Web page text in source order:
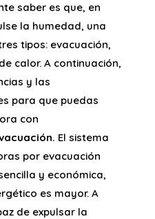
saber es que, en
la humedad, una
tipos: evacuación,
calor. A continuación,
y las
para que puedas
con
El sistema
por evacuación
y económica,
es mayor. A
de expulsar la